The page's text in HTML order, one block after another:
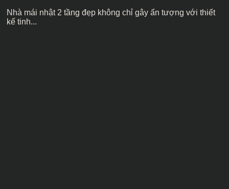
Nhà mái nhật 2 tầng đẹp không chỉ gây ấn tượng với thiết
kế tinh...